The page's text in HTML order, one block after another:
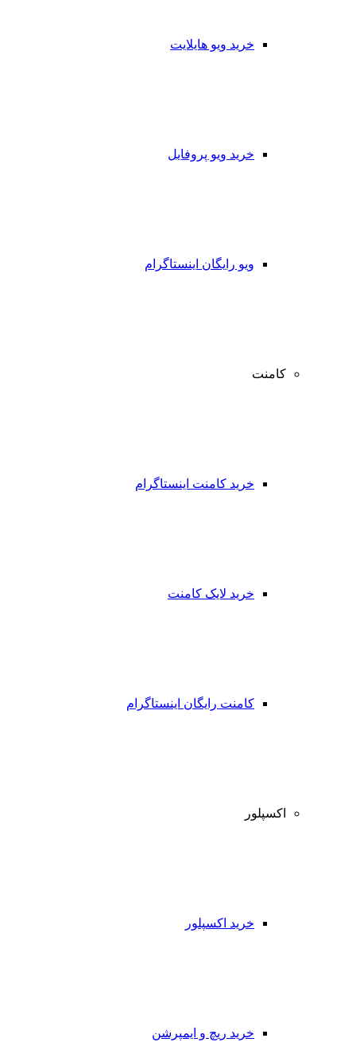
خرید ویو هایلایت
خرید ویو پروفایل
ویو رایگان اینستاگرام
کامنت
خرید کامنت اینستاگرام
خرید لایک کامنت
کامنت رایگان اینستاگرام
اکسپلور
خرید اکسپلور
خرید ریچ و ایمپرشن